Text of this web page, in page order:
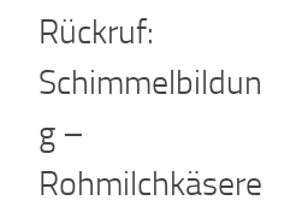
Rückruf:
Schimmelbildun
g –
Rohmilchkäsere